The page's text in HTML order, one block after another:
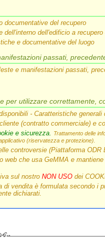
documentative del recupero
dell'interno dell'edificio a
e documentative del luogo
passati,
e manifestazioni passati,
per utilizzare correttamente,
- Caratteristiche generali
(contratto commerciale) e
e sicurezza.
Trattamento delle
(riservatezza e protezione).
controversie (Piattaforma
web che usa GeMMA e
sul nostro NON USO dei
di vendita è formulata secondo i
dichiarati.